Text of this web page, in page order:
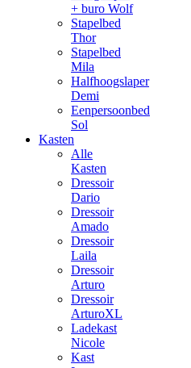
+ buro Wolf
Stapelbed
Thor
Stapelbed
Mila
Halfhoogslaper
Demi
Eenpersoonbed
Sol
Kasten
Alle
Kasten
Dressoir
Dario
Dressoir
Amado
Dressoir
Laila
Dressoir
Arturo
Dressoir
ArturoXL
Ladekast
Nicole
Kast